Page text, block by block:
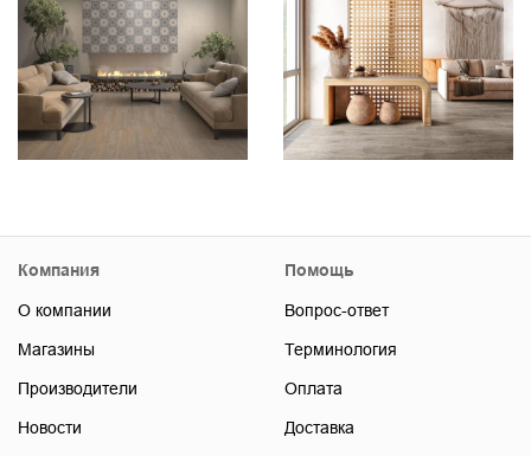
Компания
О компании
Магазины
Производители
Новости
Помощь
Вопрос-ответ
Терминология
Оплата
Доставка